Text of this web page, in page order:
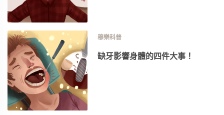
穆樂科普
缺牙影響身體的四件大事！